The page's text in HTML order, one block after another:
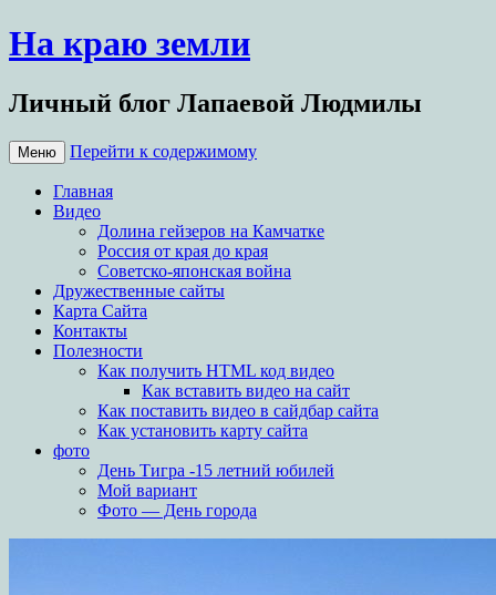
На краю земли
Личный блог Лапаевой Людмилы
Меню Перейти к содержимому
Главная
Видео
Долина гейзеров на Камчатке
Россия от края до края
Советско-японская война
Дружественные сайты
Карта Сайта
Контакты
Полезности
Как получить HTML код видео
Как вставить видео на сайт
Как поставить видео в сайдбар сайта
Как установить карту сайта
фото
День Тигра -15 летний юбилей
Мой вариант
Фото — День города